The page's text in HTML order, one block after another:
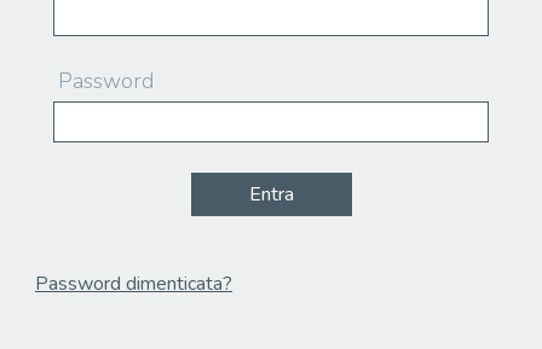
Password
Entra
Password dimenticata?